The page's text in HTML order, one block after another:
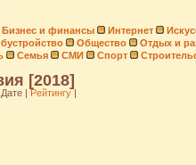
Бизнес и финансы Интернет
Общество Отдых и
Семья СМИ Спорт
[2018]
Дате |Рейтингу|